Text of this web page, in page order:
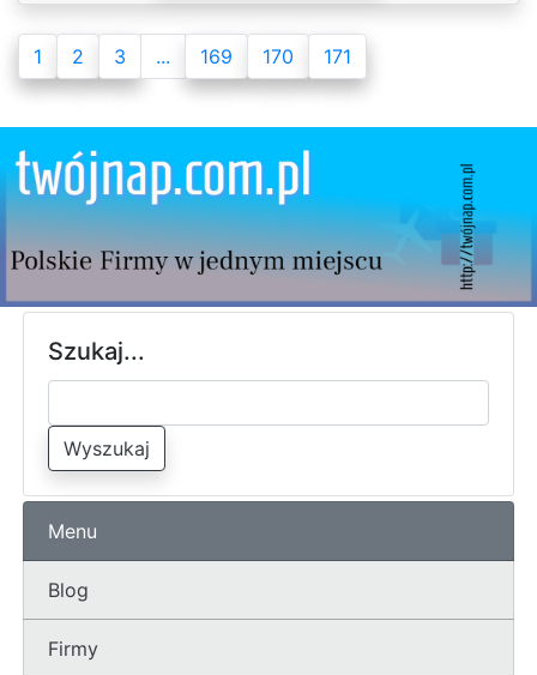
1 2 3 ... 169 170 171
Szukaj...
Wyszukaj
Menu
Blog
Firmy